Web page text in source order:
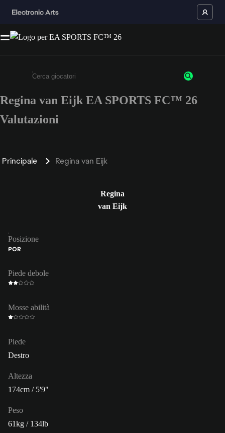
Inserisci un minimo di 3 caratteri o numeri.
Regina van Eijk EA SPORTS FC™ 26
Valutazioni
Principale Regina van Eijk
Regina
van Eijk
Posizione
POR
Piede debole
Mosse abilità
Piede
Destro
Altezza
174cm / 5'9"
Peso
61kg / 134lb